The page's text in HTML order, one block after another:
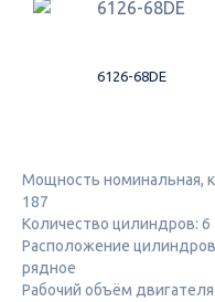
6126-68DE
Мощность номинальная,
187
Количество цилиндров: 6
Расположение
рядное
Рабочий объём двигателя